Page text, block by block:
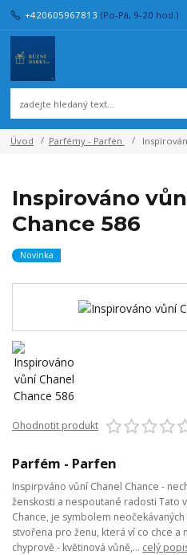
+420605967813 (Po-Pá, 9-20 hod.)
Úvod Parfémy - Parfen
Inspirováno
Chance 586
Novinka
Ohodnotit produkt
Parfém - Parfen
Inspirpváno vůní Chanel Chance -
ženskosti a nespoutané radosti Tato
Chance, je symbolem
stvořena pro ženu, která ví co chce a
chyprově - květinová vůně,... celý